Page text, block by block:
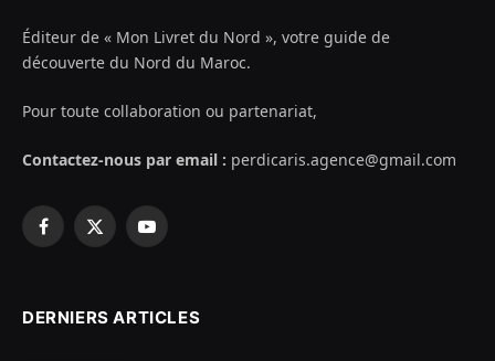
Éditeur de « Mon Livret du Nord », votre guide de
découverte du Nord du Maroc.
Pour toute collaboration ou partenariat,
Contactez-nous par email : perdicaris.agence@gmail.com
Facebook
X
YouTube
DERNIERS ARTICLES